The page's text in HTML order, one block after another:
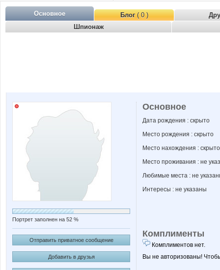
Основное Блог( 0 )
Шпионаж
Портрет заполнен на 52 %
Отправить приватное сообщение
Добавить в друзья
Основное
Дата рождения : скрыто
Место рождения : скрыто
Место нахождения : скрыто
Место проживания : не
Любимые места : не
Интересы : не указаны
Комплименты
Комплиментов нет.
Вы не авторизованы!